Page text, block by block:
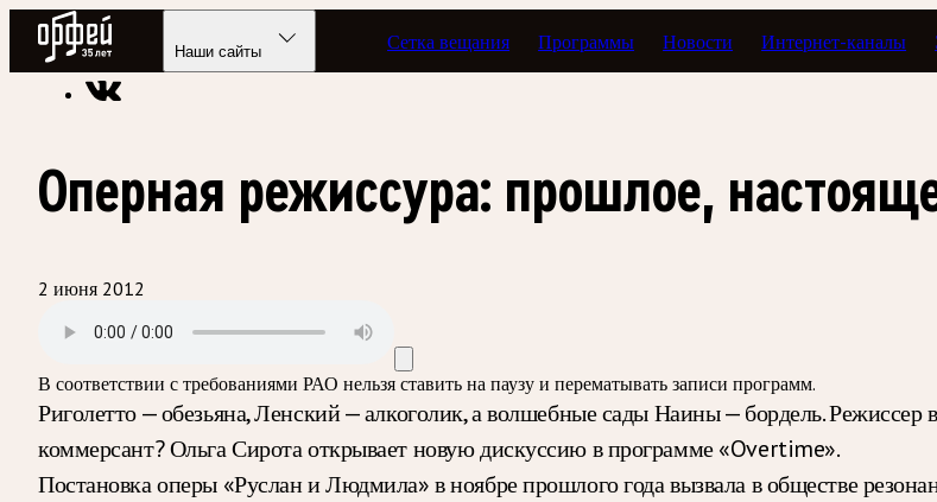
Радио Орфей
Наши сайты Сетка вещания Программы Новости Интернет-каналы
Радио классической музыки «Орфей» Подкасты Overtime
Оперная режиссура: прошлое,
2 июня 2012
В соответствии с требованиями РАО нельзя ставить на паузу и перематывать записи программ.
Риголетто — обезьяна, Ленский — алкоголик, а волшебные сады Наины — бордель.
коммерсант? Ольга Сирота открывает новую дискуссию в программе «Overtime».
Постановка оперы «Руслан и Людмила» в ноябре прошлого года вызвала в обществе